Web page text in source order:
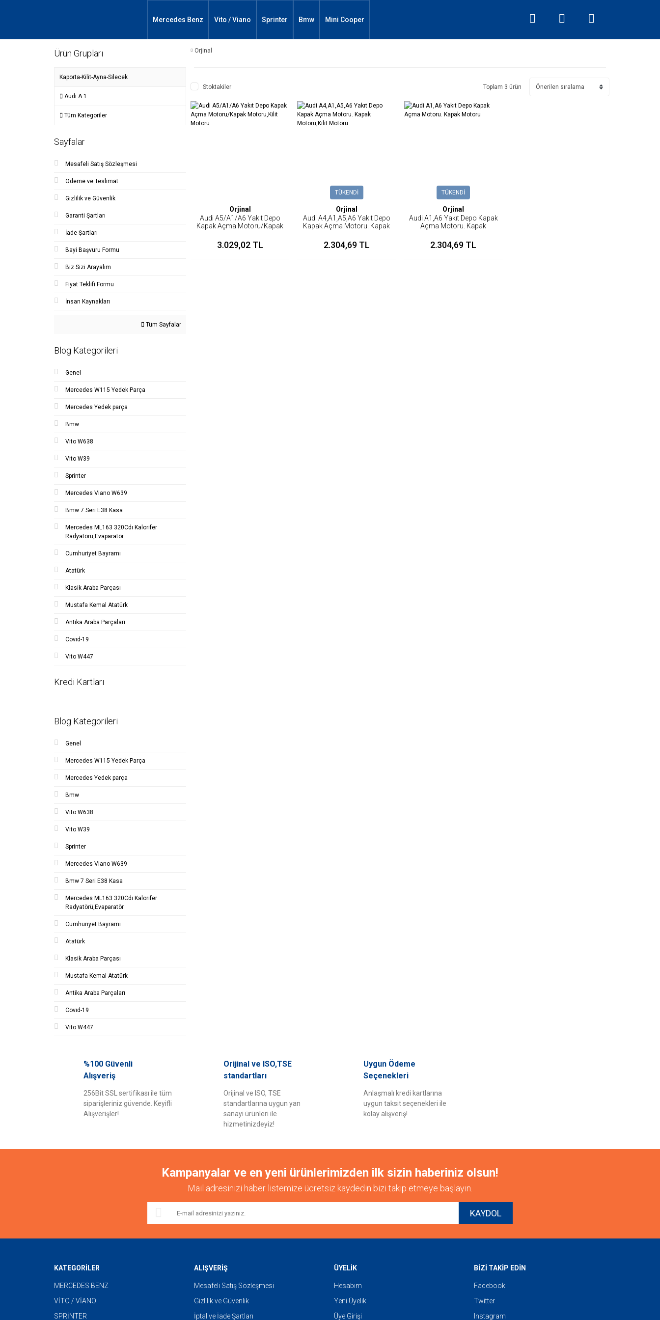
Mercedes Benz Vito / Viano Sprinter Bmw Mini Cooper
Ürün Grupları
Kaporta-Kilit-Ayna-Silecek
Audi A 1
Tüm Kategoriler
Sayfalar
Mesafeli Satış Sözleşmesi
Ödeme ve Teslimat
Gizlilik ve Güvenlik
Garanti Şartları
İade Şartları
Bayi Başvuru Formu
Biz Sizi Arayalım
Fiyat Teklifi Formu
İnsan Kaynakları
Tüm Sayfalar
Blog Kategorileri
Genel
Mercedes W115 Yedek Parça
Mercedes Yedek parça
Bmw
Vito W638
Vito W39
Sprinter
Mercedes Viano W639
Bmw 7 Seri E38 Kasa
Mercedes ML163 320Cdı Kalorifer
Radyatörü,Evaparatör
Cumhuriyet Bayramı
Atatürk
Klasik Araba Parçası
Mustafa Kemal Atatürk
Antika Araba Parçaları
Covıd-19
Vito W447
Kredi Kartları
Blog Kategorileri
Genel
Mercedes W115 Yedek Parça
Mercedes Yedek parça
Bmw
Vito W638
Vito W39
Sprinter
Mercedes Viano W639
Bmw 7 Seri E38 Kasa
Mercedes ML163 320Cdı Kalorifer
Radyatörü,Evaparatör
Cumhuriyet Bayramı
Atatürk
Klasik Araba Parçası
Mustafa Kemal Atatürk
Antika Araba Parçaları
Covıd-19
Vito W447
Orjinal
Stoktakiler Toplam 3 ürün
Orjinal
Audi A5/A1/A6 Yakıt Depo
Kapak Açma Motoru/Kapak
3.029,02 TL
TÜKENDİ
Orjinal
Audi A4,A1,A5,A6 Yakıt Depo
Kapak Açma Motoru. Kapak
2.304,69 TL
TÜKENDİ
Orjinal
Audi A1,A6 Yakıt Depo Kapak
Açma Motoru. Kapak
2.304,69 TL
%100 Güvenli
Alışveriş
256Bit SSL sertifikası ile tüm
siparişleriniz güvende. Keyifli
Alışverişler!
Orijinal ve ISO,TSE
standartları
Orijinal ve ISO, TSE
standartlarına uygun yan
sanayi ürünleri ile
hizmetinizdeyiz!
Uygun Ödeme
Seçenekleri
Anlaşmalı kredi kartlarına
uygun taksit seçenekleri ile
kolay alışveriş!
Kampanyalar ve en yeni ürünlerimizden ilk sizin haberiniz olsun!
Mail adresinizi haber listemize ücretsiz kaydedin bizi takip etmeye başlayın.
KAYDOL
KATEGORİLER
MERCEDES BENZ
VİTO / VİANO
SPRİNTER
ALIŞVERİŞ
Mesafeli Satış Sözleşmesi
Gizlilik ve Güvenlik
İptal ve İade Şartları
ÜYELİK
Hesabım
Yeni Üyelik
Üye Girişi
BİZİ TAKİP EDİN
Facebook
Twitter
Instagram